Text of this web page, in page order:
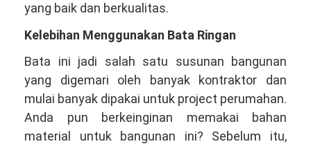
yang baik dan berkualitas.
Kelebihan Menggunakan Bata Ringan
Bata ini jadi salah satu susunan bangunan
yang digemari oleh banyak kontraktor dan
mulai banyak dipakai untuk project perumahan.
Anda pun berkeinginan memakai bahan
material untuk bangunan ini? Sebelum itu,